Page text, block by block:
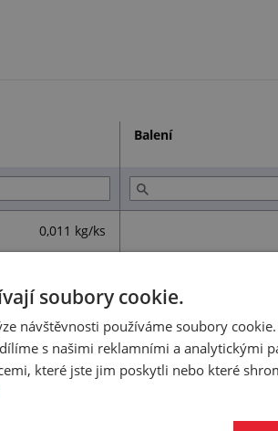
Balení
0,011 kg/ks
0,021 kg/ks
soubory cookie.
návštěvnosti používáme soubory
s našimi reklamními a analytickými
které jste jim poskytli nebo které